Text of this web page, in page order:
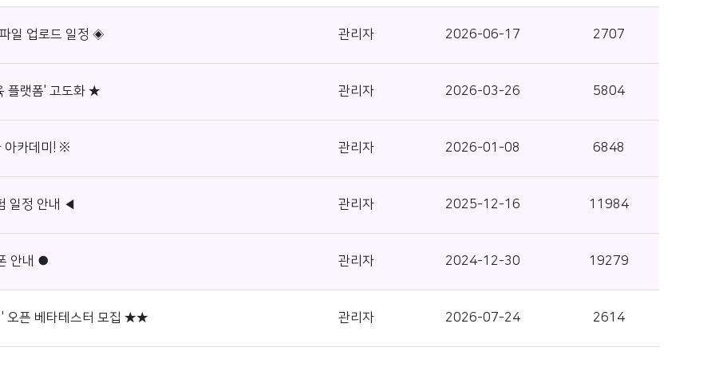
일 업로드 일정 ◈ 관리자 2026-06-17 2707
플랫폼' 고도화 ★ 관리자 2026-03-26 5804
아카데미! ※ 관리자 2026-01-08 6848
일정 안내 ◀ 관리자 2025-12-16 11984
안내 ● 관리자 2024-12-30 19279
오픈 베타테스터 모집 ★★ 관리자 2026-07-24 2614